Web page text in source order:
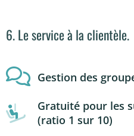
6. Le service à la clientèle.
Gestion des
Gratuité pour les
(ratio 1 sur 10)